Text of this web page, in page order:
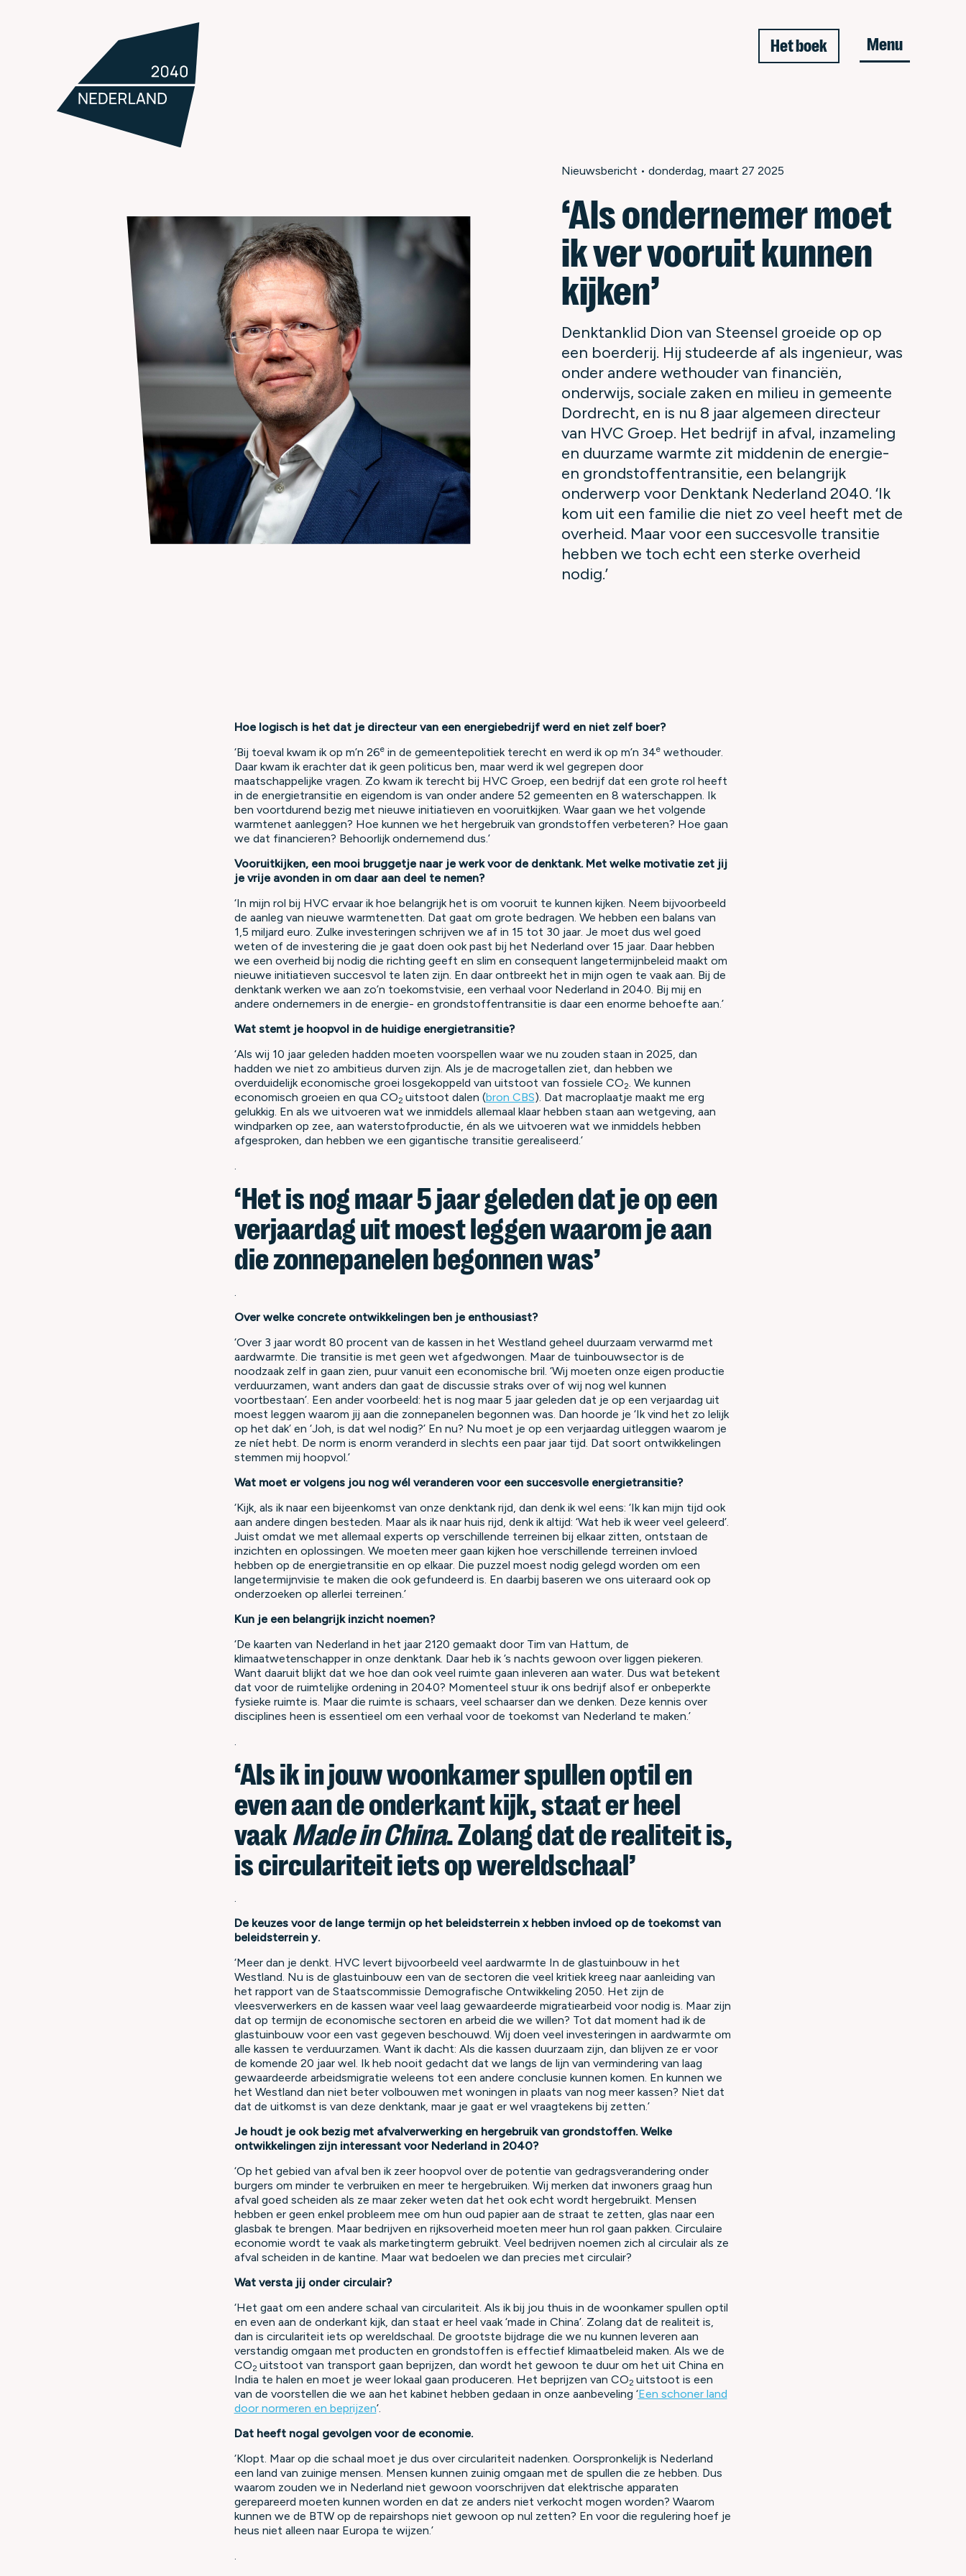
Het boek Menu
Nieuwsbericht • donderdag, maart 27 2025
‘Als ondernemer moet
ik ver vooruit kunnen
kijken’
Denktanklid Dion van Steensel groeide op op
een boerderij. Hij studeerde af als ingenieur, was
onder andere wethouder van financiën,
onderwijs, sociale zaken en milieu in gemeente
Dordrecht, en is nu 8 jaar algemeen directeur
van HVC Groep. Het bedrijf in afval, inzameling
en duurzame warmte zit middenin de energie-
en grondstoffentransitie, een belangrijk
onderwerp voor Denktank Nederland 2040. ‘Ik
kom uit een familie die niet zo veel heeft met de
overheid. Maar voor een succesvolle transitie
hebben we toch echt een sterke overheid
nodig.’
Hoe logisch is het dat je directeur van een energiebedrijf werd en niet zelf boer?
‘Bij toeval kwam ik op m’n 26ein de gemeentepolitiek terecht en werd ik op m’n 34ewethouder.
Daar kwam ik erachter dat ik geen politicus ben, maar werd ik wel gegrepen door
maatschappelijke vragen. Zo kwam ik terecht bij HVC Groep, een bedrijf dat een grote rol heeft
in de energietransitie en eigendom is van onder andere 52 gemeenten en 8 waterschappen. Ik
ben voortdurend bezig met nieuwe initiatieven en vooruitkijken. Waar gaan we het volgende
warmtenet aanleggen? Hoe kunnen we het hergebruik van grondstoffen verbeteren? Hoe gaan
we dat financieren? Behoorlijk ondernemend dus.’
Vooruitkijken, een mooi bruggetje naar je werk voor de denktank. Met welke motivatie zet jij
je vrije avonden in om daar aan deel te nemen?
‘In mijn rol bij HVC ervaar ik hoe belangrijk het is om vooruit te kunnen kijken. Neem bijvoorbeeld
de aanleg van nieuwe warmtenetten. Dat gaat om grote bedragen. We hebben een balans van
1,5 miljard euro. Zulke investeringen schrijven we af in 15 tot 30 jaar. Je moet dus wel goed
weten of de investering die je gaat doen ook past bij het Nederland over 15 jaar. Daar hebben
we een overheid bij nodig die richting geeft en slim en consequent langetermijnbeleid maakt om
nieuwe initiatieven succesvol te laten zijn. En daar ontbreekt het in mijn ogen te vaak aan. Bij de
denktank werken we aan zo’n toekomstvisie, een verhaal voor Nederland in 2040. Bij mij en
andere ondernemers in de energie- en grondstoffentransitie is daar een enorme behoefte aan.’
Wat stemt je hoopvol in de huidige energietransitie?
‘Als wij 10 jaar geleden hadden moeten voorspellen waar we nu zouden staan in 2025, dan
hadden we niet zo ambitieus durven zijn. Als je de macrogetallen ziet, dan hebben we
overduidelijk economische groei losgekoppeld van uitstoot van fossiele CO2. We kunnen
economisch groeien en qua CO2 uitstoot dalen (bron CBS). Dat macroplaatje maakt me erg
gelukkig. En als we uitvoeren wat we inmiddels allemaal klaar hebben staan aan wetgeving, aan
windparken op zee, aan waterstofproductie, én als we uitvoeren wat we inmiddels hebben
afgesproken, dan hebben we een gigantische transitie gerealiseerd.’
.
‘Het is nog maar 5 jaar geleden dat je op een
verjaardag uit moest leggen waarom je aan
die zonnepanelen begonnen was’
.
Over welke concrete ontwikkelingen ben je enthousiast?
‘Over 3 jaar wordt 80 procent van de kassen in het Westland geheel duurzaam verwarmd met
aardwarmte. Die transitie is met geen wet afgedwongen. Maar de tuinbouwsector is de
noodzaak zelf in gaan zien, puur vanuit een economische bril. ‘Wij moeten onze eigen productie
verduurzamen, want anders dan gaat de discussie straks over of wij nog wel kunnen
voortbestaan’. Een ander voorbeeld: het is nog maar 5 jaar geleden dat je op een verjaardag uit
moest leggen waarom jij aan die zonnepanelen begonnen was. Dan hoorde je ‘Ik vind het zo lelijk
op het dak’ en ‘Joh, is dat wel nodig?’ En nu? Nu moet je op een verjaardag uitleggen waarom je
ze níet hebt. De norm is enorm veranderd in slechts een paar jaar tijd. Dat soort ontwikkelingen
stemmen mij hoopvol.’
Wat moet er volgens jou nog wél veranderen voor een succesvolle energietransitie?
‘Kijk, als ik naar een bijeenkomst van onze denktank rijd, dan denk ik wel eens: ‘Ik kan mijn tijd ook
aan andere dingen besteden. Maar als ik naar huis rijd, denk ik altijd: ‘Wat heb ik weer veel geleerd’.
Juist omdat we met allemaal experts op verschillende terreinen bij elkaar zitten, ontstaan de
inzichten en oplossingen. We moeten meer gaan kijken hoe verschillende terreinen invloed
hebben op de energietransitie en op elkaar. Die puzzel moest nodig gelegd worden om een
langetermijnvisie te maken die ook gefundeerd is. En daarbij baseren we ons uiteraard ook op
onderzoeken op allerlei terreinen.’
Kun je een belangrijk inzicht noemen?
‘De kaarten van Nederland in het jaar 2120 gemaakt door Tim van Hattum, de
klimaatwetenschapper in onze denktank. Daar heb ik ’s nachts gewoon over liggen piekeren.
Want daaruit blijkt dat we hoe dan ook veel ruimte gaan inleveren aan water. Dus wat betekent
dat voor de ruimtelijke ordening in 2040? Momenteel stuur ik ons bedrijf alsof er onbeperkte
fysieke ruimte is. Maar die ruimte is schaars, veel schaarser dan we denken. Deze kennis over
disciplines heen is essentieel om een verhaal voor de toekomst van Nederland te maken.’
.
‘Als ik in jouw woonkamer spullen optil en
even aan de onderkant kijk, staat er heel
vaakMade in China. Zolang dat de realiteit is,
is circulariteit iets op wereldschaal’
.
De keuzes voor de lange termijn op het beleidsterrein x hebben invloed op de toekomst van
beleidsterrein y.
‘Meer dan je denkt. HVC levert bijvoorbeeld veel aardwarmte In de glastuinbouw in het
Westland. Nu is de glastuinbouw een van de sectoren die veel kritiek kreeg naar aanleiding van
het rapport van de Staatscommissie Demografische Ontwikkeling 2050. Het zijn de
vleesverwerkers en de kassen waar veel laag gewaardeerde migratiearbeid voor nodig is. Maar zijn
dat op termijn de economische sectoren en arbeid die we willen? Tot dat moment had ik de
glastuinbouw voor een vast gegeven beschouwd. Wij doen veel investeringen in aardwarmte om
alle kassen te verduurzamen. Want ik dacht: Als die kassen duurzaam zijn, dan blijven ze er voor
de komende 20 jaar wel. Ik heb nooit gedacht dat we langs de lijn van vermindering van laag
gewaardeerde arbeidsmigratie weleens tot een andere conclusie kunnen komen. En kunnen we
het Westland dan niet beter volbouwen met woningen in plaats van nog meer kassen? Niet dat
dat de uitkomst is van deze denktank, maar je gaat er wel vraagtekens bij zetten.’
Je houdt je ook bezig met afvalverwerking en hergebruik van grondstoffen. Welke
ontwikkelingen zijn interessant voor Nederland in 2040?
‘Op het gebied van afval ben ik zeer hoopvol over de potentie van gedragsverandering onder
burgers om minder te verbruiken en meer te hergebruiken. Wij merken dat inwoners graag hun
afval goed scheiden als ze maar zeker weten dat het ook echt wordt hergebruikt. Mensen
hebben er geen enkel probleem mee om hun oud papier aan de straat te zetten, glas naar een
glasbak te brengen. Maar bedrijven en rijksoverheid moeten meer hun rol gaan pakken. Circulaire
economie wordt te vaak als marketingterm gebruikt. Veel bedrijven noemen zich al circulair als ze
afval scheiden in de kantine. Maar wat bedoelen we dan precies met circulair?
Wat versta jij onder circulair?
‘Het gaat om een andere schaal van circulariteit. Als ik bij jou thuis in de woonkamer spullen optil
en even aan de onderkant kijk, dan staat er heel vaak ‘made in China’. Zolang dat de realiteit is,
dan is circulariteit iets op wereldschaal. De grootste bijdrage die we nu kunnen leveren aan
verstandig omgaan met producten en grondstoffen is effectief klimaatbeleid maken. Als we de
CO2 uitstoot van transport gaan beprijzen, dan wordt het gewoon te duur om het uit China en
India te halen en moet je weer lokaal gaan produceren. Het beprijzen van CO2 uitstoot is een
van de voorstellen die we aan het kabinet hebben gedaan in onze aanbeveling ‘Een schoner land
door normeren en beprijzen’.
Dat heeft nogal gevolgen voor de economie.
‘Klopt. Maar op die schaal moet je dus over circulariteit nadenken. Oorspronkelijk is Nederland
een land van zuinige mensen. Mensen kunnen zuinig omgaan met de spullen die ze hebben. Dus
waarom zouden we in Nederland niet gewoon voorschrijven dat elektrische apparaten
gerepareerd moeten kunnen worden en dat ze anders niet verkocht mogen worden? Waarom
kunnen we de BTW op de repairshops niet gewoon op nul zetten? En voor die regulering hoef je
heus niet alleen naar Europa te wijzen.’
.